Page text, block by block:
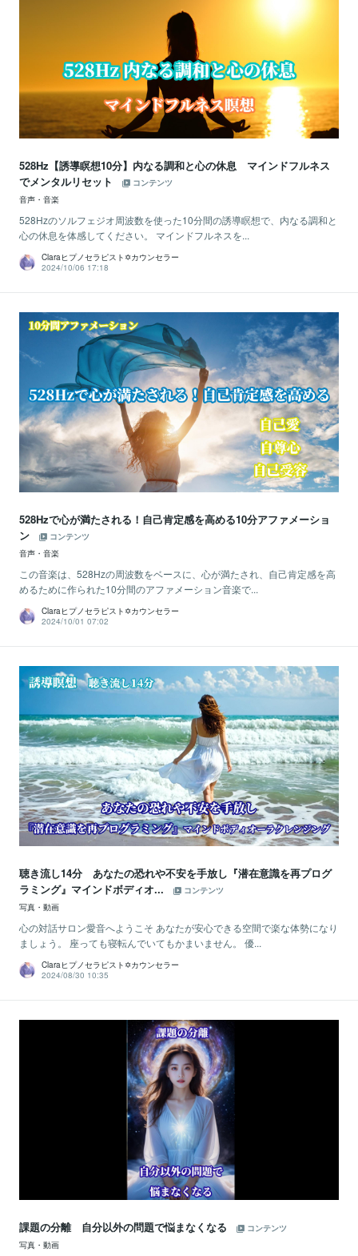
528Hz【誘導瞑想10分】内なる調和と心の休息 マインドフルネス
でメンタルリセット
コンテンツ
音声・音楽
528Hzのソルフェジオ周波数を使った10分間の誘導瞑想で、内なる調和と
心の休息を体感してください。 マインドフルネスを...
Claraヒプノセラピスト✡カウンセラー
2024/10/06 17:18
528Hzで心が満たされる！自己肯定感を高める10分アファメーショ
ン
コンテンツ
音声・音楽
この音楽は、528Hzの周波数をベースに、心が満たされ、自己肯定感を高
めるために作られた10分間のアファメーション音楽で...
Claraヒプノセラピスト✡カウンセラー
2024/10/01 07:02
聴き流し14分 あなたの恐れや不安を手放し『潜在意識を再プログ
ラミング』マインドボディオ...
コンテンツ
写真・動画
心の対話サロン愛音へようこそ あなたが安心できる空間で楽な体勢になり
ましょう。 座っても寝転んでいてもかまいません。 優...
Claraヒプノセラピスト✡カウンセラー
2024/08/30 10:35
課題の分離 自分以外の問題で悩まなくなる
コンテンツ
写真・動画